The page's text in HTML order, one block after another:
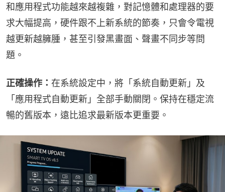
和應用程式功能越來越複雜，對記憶體和處理器的要
求大幅提高，硬件跟不上新系統的節奏，只會令電視
越更新越臃腫，甚至引發黑畫面、聲畫不同步等問
題。
正確操作： 在系統設定中，將「系統自動更新」及
「應用程式自動更新」全部手動關閉。保持在穩定流
暢的舊版本，遠比追求最新版本更重要。